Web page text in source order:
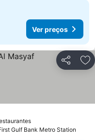
Ver preços
Partilhar
Gulf Bank Metro Station